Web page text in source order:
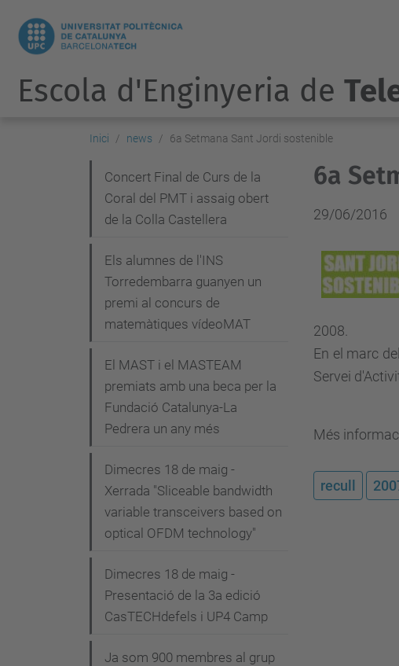
Escola d'Enginyeria de
Inici news 6a Setmana Sant Jordi sostenible
6a
29/06/2016
2008.
En el marc del
Servei
Més
recull
v
c
Concert Final de Curs de la
Coral del PMT i assaig obert
de la Colla Castellera
Els alumnes de l'INS
Torredembarra guanyen un
premi al concurs de
matemàtiques vídeoMAT
El MAST i el MASTEAM
premiats amb una beca per la
Fundació Catalunya-La
Pedrera un any més
Dimecres 18 de maig -
Xerrada "Sliceable bandwidth
variable transceivers based on
optical OFDM technology"
Dimecres 18 de maig -
Presentació de la 3a edició
CasTECHdefels i UP4 Camp
Ja som 900 membres al grup